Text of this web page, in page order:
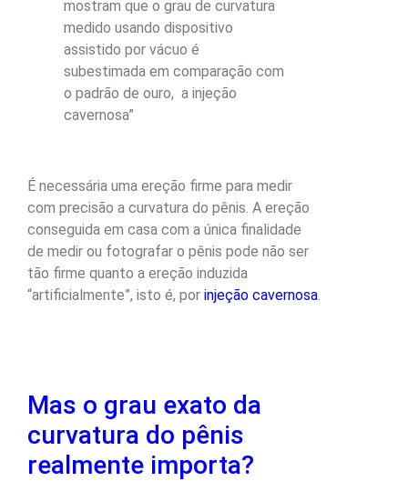
mostram que o grau de curvatura
medido usando dispositivo
assistido por vácuo é
subestimada em comparação com
o padrão de ouro, a injeção
cavernosa”
É necessária uma ereção firme para medir
com precisão a curvatura do pênis. A ereção
conseguida em casa com a única finalidade
de medir ou fotografar o pênis pode não ser
tão firme quanto a ereção induzida
“artificialmente”, isto é, por injeção cavernosa.
Mas o grau exato da
curvatura do pênis
realmente importa?